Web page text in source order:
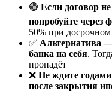
🟢 Если договор
попробуйте через
50% при
✅ Альтернатива
банка на себя.
пропадёт
❌ Не ждите
после закрытия